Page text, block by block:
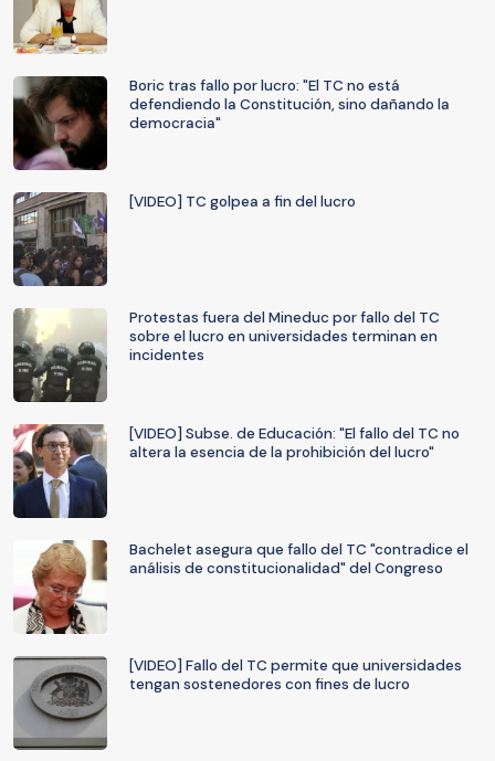
Boric tras fallo por lucro: "El TC no está
defendiendo la Constitución, sino dañando la
democracia"
[VIDEO] TC golpea a fin del lucro
Protestas fuera del Mineduc por fallo del TC
sobre el lucro en universidades terminan en
incidentes
[VIDEO] Subse. de Educación: "El fallo del TC no
altera la esencia de la prohibición del lucro"
Bachelet asegura que fallo del TC "contradice el
análisis de constitucionalidad" del Congreso
[VIDEO] Fallo del TC permite que universidades
tengan sostenedores con fines de lucro